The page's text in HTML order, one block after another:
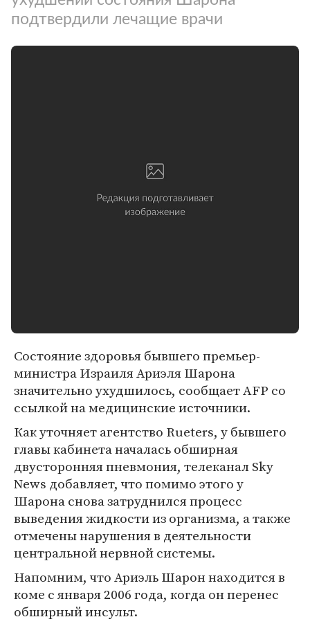
подтвердили лечащие врачи
Состояние здоровья бывшего премьер-
министра Израиля Ариэля Шарона
значительно ухудшилось, сообщает AFP со
ссылкой на медицинские источники.
Как уточняет агентство Rueters, у бывшего
главы кабинета началась обширная
двусторонняя пневмония, телеканал Sky
News добавляет, что помимо этого у
Шарона снова затруднился процесс
выведения жидкости из организма, а также
отмечены нарушения в деятельности
центральной нервной системы.
Напомним, что Ариэль Шарон находится в
коме с января 2006 года, когда он перенес
обширный инсульт.